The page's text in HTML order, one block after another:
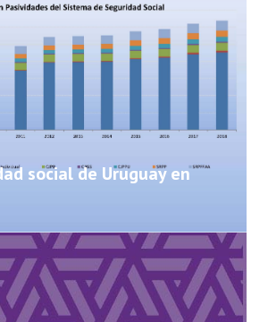
social de Uruguay en